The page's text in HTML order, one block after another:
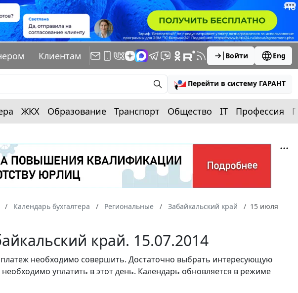
Клиентам Войти Eng
Перейти в систему ГАРАНТ
ЖКХ Образование Транспорт Общество IT Профессия
Календарь бухгалтера Региональные Забайкальский край
15 июля
край. 15.07.2014
платеж необходимо совершить. Достаточно выбрать интересующую
уплатить в этот день. Календарь обновляется в режиме